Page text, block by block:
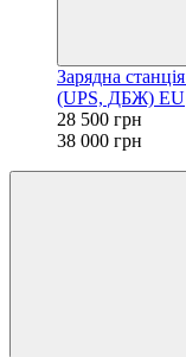
Зарядна
(UPS, ДБЖ) EU
28 500 грн
38 000 грн